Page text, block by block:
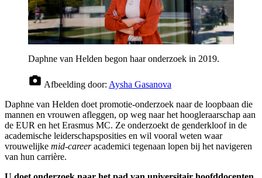
Daphne van Helden begon haar onderzoek in 2019.
Afbeelding door: Aysha Gasanova
Daphne van Helden doet promotie-onderzoek naar de loopbaan die
mannen en vrouwen afleggen, op weg naar het hoogleraarschap aan
de EUR en het Erasmus MC. Ze onderzoekt de genderkloof in de
academische leiderschapsposities en wil vooral weten waar
vrouwelijke mid-careeracademici tegenaan lopen bij het navigeren
van hun carrière.